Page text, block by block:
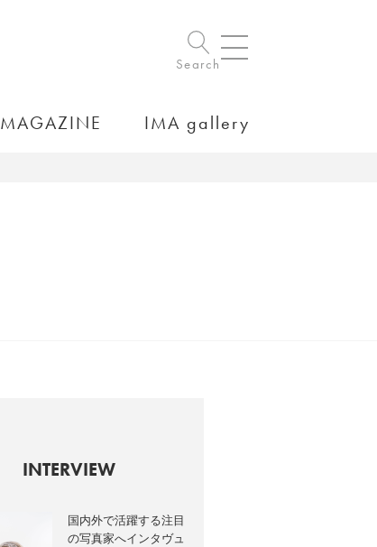
Search
MAGAZINE IMA gallery
INTERVIEW
国内外で活躍する注目
の写真家へインタヴュ